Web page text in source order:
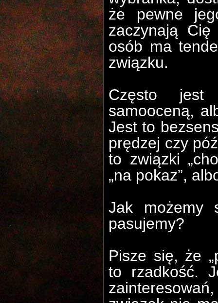
że pewne
zaczynają
osób ma
związku.
Często jest
samooceną,
Jest to
prędzej czy
to związki
„na pokaz”,
Jak możemy
pasujemy?
Pisze się, że
to rzadkość.